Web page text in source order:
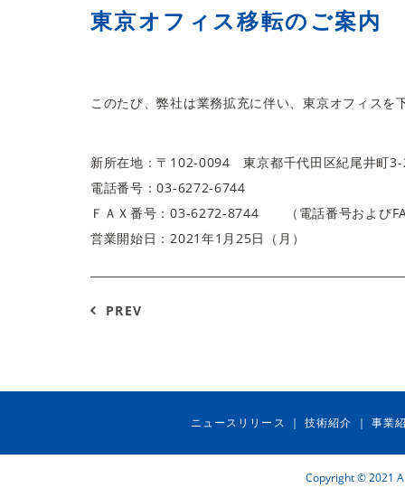
東京オフィス移転のご案内
このたび、弊社は業務拡充に伴い、東京オフィス
新所在地：〒102-0094 東京都千代田区紀尾井町
電話番号：03-6272-6744
ＦＡＸ番号：03-6272-8744 （電話番号および
営業開始日：2021年1月25日（月）
PREV
ニュースリリース ｜技術紹介 事業
Copyright © 2021